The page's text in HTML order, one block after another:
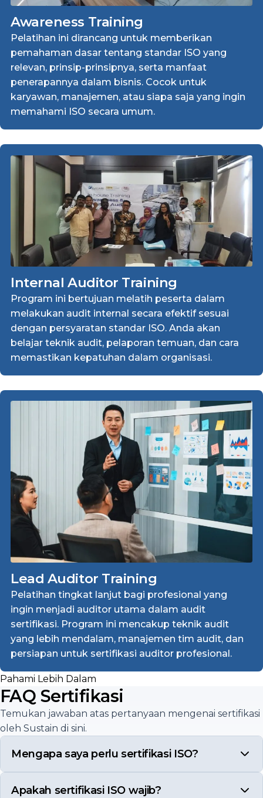
Awareness Training
Pelatihan ini dirancang untuk memberikan
pemahaman dasar tentang standar ISO yang
relevan, prinsip-prinsipnya, serta manfaat
penerapannya dalam bisnis. Cocok untuk
karyawan, manajemen, atau siapa saja yang ingin
memahami ISO secara umum.
Internal Auditor Training
Program ini bertujuan melatih peserta dalam
melakukan audit internal secara efektif sesuai
dengan persyaratan standar ISO. Anda akan
belajar teknik audit, pelaporan temuan, dan cara
memastikan kepatuhan dalam organisasi.
Lead Auditor Training
Pelatihan tingkat lanjut bagi profesional yang
ingin menjadi auditor utama dalam audit
sertifikasi. Program ini mencakup teknik audit
yang lebih mendalam, manajemen tim audit, dan
persiapan untuk sertifikasi auditor profesional.
Pahami Lebih Dalam
FAQ Sertifikasi
Temukan jawaban atas pertanyaan mengenai sertifikasi
oleh Sustain di sini.
Mengapa saya perlu sertifikasi ISO?
Apakah sertifikasi ISO wajib?